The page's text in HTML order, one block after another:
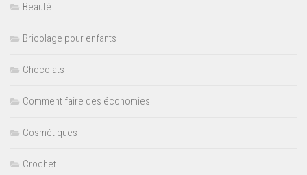
Beauté
Bricolage pour enfants
Chocolats
Comment faire des économies
Cosmétiques
Crochet